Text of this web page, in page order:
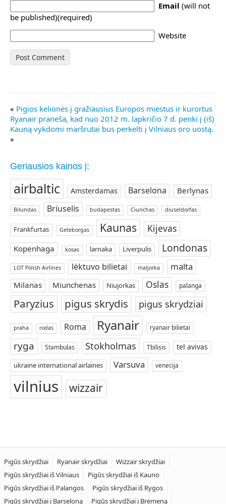
Email (will not
be published)(required)
Website
« Pigios kelionės į gražiausius Europos miestus ir kurortus
Ryanair praneša, kad nuo 2012 m. lapkričio 7 d. penki į (iš)
Kauną vykdomi maršrutai bus perkelti į Vilniaus oro uostą.
»
Geriausios kainos į:
airbaltic Amsterdamas Barselona Berlynas
Bilundas Briuselis budapestas Ciurichas diuseldorfas
Frankfurtas Geteborgas Kaunas Kijevas
Kopenhaga kosas larnaka Liverpulis Londonas
LOT Polish Airlines lėktuvo bilietai maljorka malta
Milanas Miunchenas Niujorkas Oslas palanga
Paryzius pigus skrydis pigus skrydziai
praha rodas Roma Ryanair ryanair bilietai
ryga Stambulas Stokholmas Tbilisis tel avivas
ukraine international airlaines Varsuva venecija
vilnius wizzair
Pigūs skrydžiai Ryanair skrydžiai
Wizzair skrydžiai
Pigūs skrydžiai iš Vilniaus
Pigūs skrydžiai iš Kauno
Pigūs skrydžiai iš Palangos
Pigūs skrydžiai iš Rygos
Pigūs skrydžiai į Barseloną
Pigūs skrydžiai į Brėmeną